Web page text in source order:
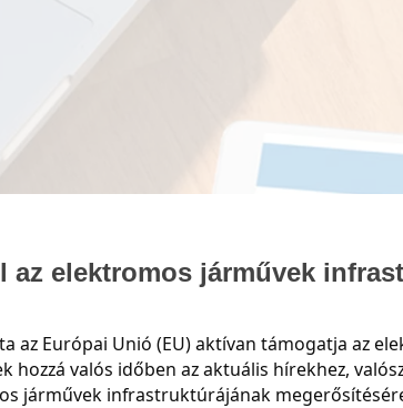
az elektromos járművek
az Európai Unió (EU) aktívan támogatja az
valós időben az aktuális hírekhez,
járművek infrastruktúrájának